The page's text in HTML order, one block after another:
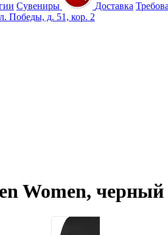
Сувениры Доставка
Победы, д. 51, кор. 2
Women, черный